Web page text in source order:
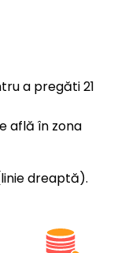
a pregăti 21
află în zona
dreaptă).